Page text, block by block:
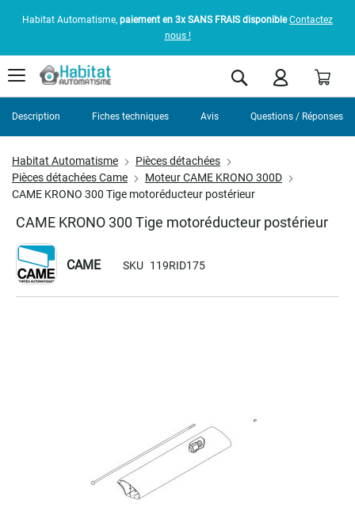
Habitat Automatisme, paiement en 3x SANS FRAIS disponible Contactez
nous !
Rechercher
Habitat Automatisme
Pièces détachées
Pièces détachées Came
Moteur CAME KRONO 300D
CAME KRONO 300 Tige motoréducteur postérieur
CAME KRONO 300 Tige motoréducteur postérieur
CAME SKU 119RID175
Description Fiches techniques Avis Questions / Réponses